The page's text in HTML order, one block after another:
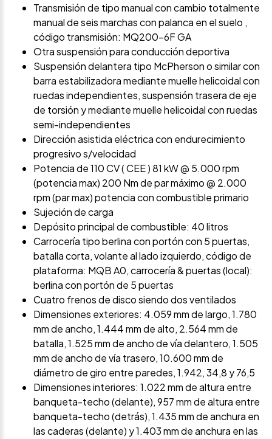
Transmisión de tipo manual con cambio totalmente
manual de seis marchas con palanca en el suelo ,
código transmisión: MQ200-6F GA
Otra suspensión para conducción deportiva
Suspensión delantera tipo McPherson o similar con
barra estabilizadora mediante muelle helicoidal con
ruedas independientes, suspensión trasera de eje
de torsión y mediante muelle helicoidal con ruedas
semi-independientes
Dirección asistida eléctrica con endurecimiento
progresivo s/velocidad
Potencia de 110 CV ( CEE ) 81 kW @ 5.000 rpm
(potencia max) 200 Nm de par máximo @ 2.000
rpm (par max) potencia con combustible primario
Sujeción de carga
Depósito principal de combustible: 40 litros
Carrocería tipo berlina con portón con 5 puertas,
batalla corta, volante al lado izquierdo, código de
plataforma: MQB A0, carrocería & puertas (local):
berlina con portón de 5 puertas
Cuatro frenos de disco siendo dos ventilados
Dimensiones exteriores: 4.059 mm de largo, 1.780
mm de ancho, 1.444 mm de alto, 2.564 mm de
batalla, 1.525 mm de ancho de vía delantero, 1.505
mm de ancho de vía trasero, 10.600 mm de
diámetro de giro entre paredes, 1.942, 34,8 y 76,5
Dimensiones interiores: 1.022 mm de altura entre
banqueta-techo (delante), 957 mm de altura entre
banqueta-techo (detrás), 1.435 mm de anchura en
las caderas (delante) y 1.403 mm de anchura en las